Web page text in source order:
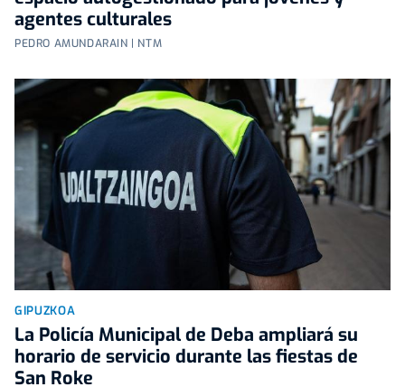
agentes culturales
PEDRO AMUNDARAIN | NTM
GIPUZKOA
La Policía Municipal de Deba ampliará su
horario de servicio durante las fiestas de
San Roke